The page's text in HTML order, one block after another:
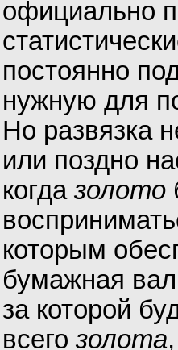
официально
постоянно
нужную для
Но развязка
или поздно
когда золото
которым
бумажная
за которой
всего золота